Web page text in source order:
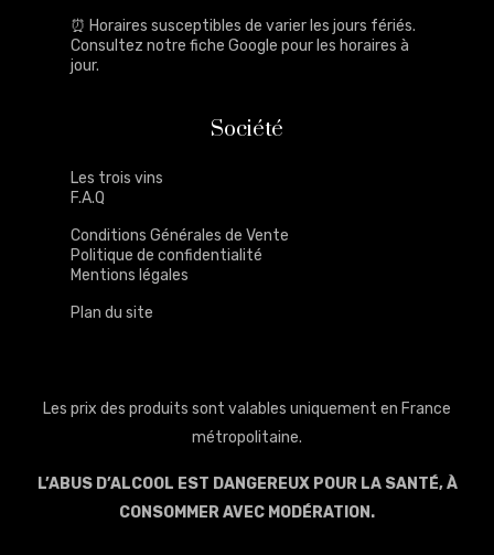
⏰ Horaires susceptibles de varier les jours fériés.
Consultez notre fiche Google pour les horaires à
jour.
Société
Les trois vins
F.A.Q
Conditions Générales de Vente
Politique de confidentialité
Mentions légales
Plan du site
Les prix des produits sont valables uniquement en France
métropolitaine.
L’ABUS D’ALCOOL EST DANGEREUX POUR LA SANTÉ, À
CONSOMMER AVEC MODÉRATION.